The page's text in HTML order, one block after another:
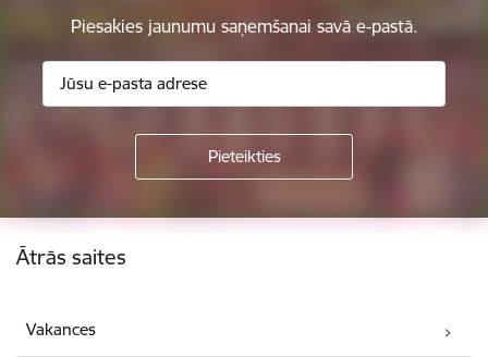
Piesakies jaunumu saņemšanai savā e-pastā.
Kājene
Ātrās saites
Vakances